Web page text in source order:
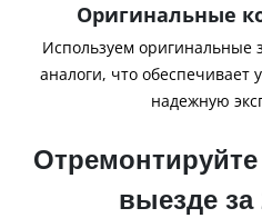
Оригинальные
Используем оригинальные
аналоги, что обеспечивает
надежную
выезде за